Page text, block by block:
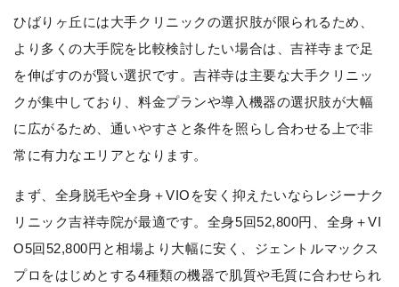
ひばりヶ丘には大手クリニックの選択肢が限られるため、
より多くの大手院を比較検討したい場合は、吉祥寺まで足
を伸ばすのが賢い選択です。吉祥寺は主要な大手クリニッ
クが集中しており、料金プランや導入機器の選択肢が大幅
に広がるため、通いやすさと条件を照らし合わせる上で非
常に有力なエリアとなります。
まず、全身脱毛や全身＋VIOを安く抑えたいならレジーナク
リニック吉祥寺院が最適です。全身5回52,800円、全身＋VI
O5回52,800円と相場より大幅に安く、ジェントルマックス
プロをはじめとする4種類の機器で肌質や毛質に合わせられ